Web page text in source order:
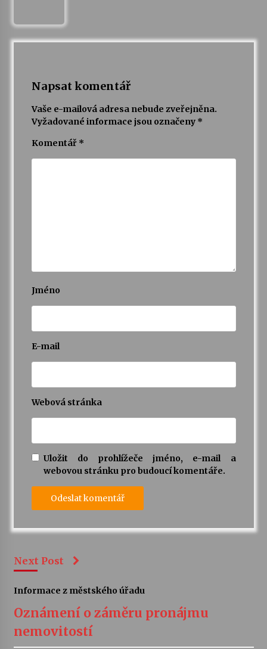
Napsat komentář
Vaše e-mailová adresa nebude zveřejněna.
Vyžadované informace jsou označeny *
Komentář *
Jméno
E-mail
Webová stránka
Uložit do prohlížeče jméno, e-mail a
webovou stránku pro budoucí komentáře.
Next Post
Informace z městského úřadu
Oznámení o záměru pronájmu
nemovitostí